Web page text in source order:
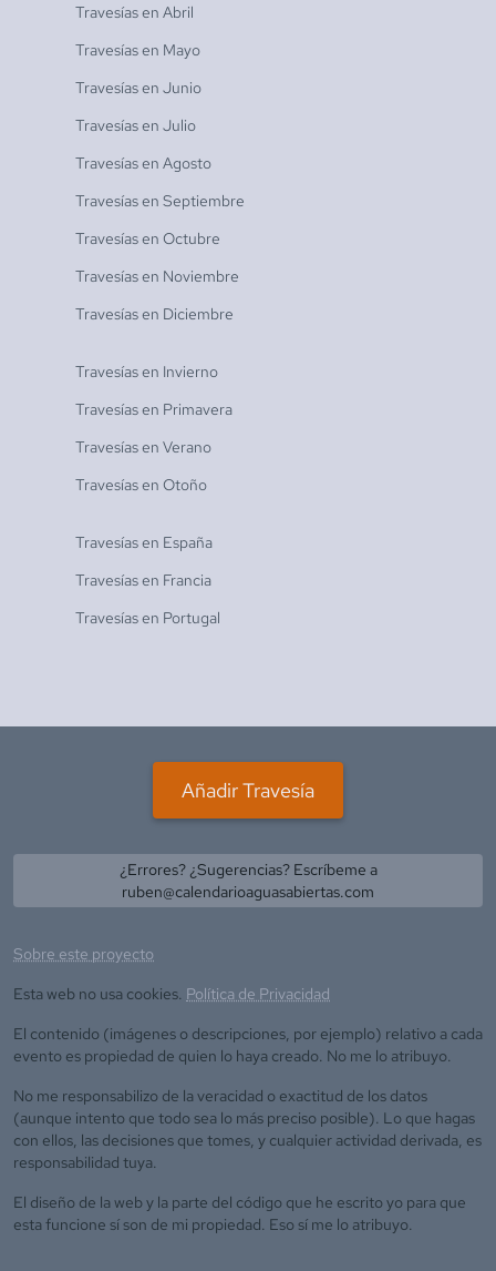
Travesías en Abril
Travesías en Mayo
Travesías en Junio
Travesías en Julio
Travesías en Agosto
Travesías en Septiembre
Travesías en Octubre
Travesías en Noviembre
Travesías en Diciembre
Travesías en Invierno
Travesías en Primavera
Travesías en Verano
Travesías en Otoño
Travesías en España
Travesías en Francia
Travesías en Portugal
Añadir Travesía
¿Errores? ¿Sugerencias? Escríbeme a
ruben@calendarioaguasabiertas.com
Sobre este proyecto
Esta web no usa cookies. Política de Privacidad
El contenido (imágenes o descripciones, por ejemplo) relativo a cada
evento es propiedad de quien lo haya creado. No me lo atribuyo.
No me responsabilizo de la veracidad o exactitud de los datos
(aunque intento que todo sea lo más preciso posible). Lo que hagas
con ellos, las decisiones que tomes, y cualquier actividad derivada, es
responsabilidad tuya.
El diseño de la web y la parte del código que he escrito yo para que
esta funcione sí son de mi propiedad. Eso sí me lo atribuyo.